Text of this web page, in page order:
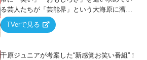
る芸人たちが「芸能界」という大海原に漕ぎ
出でて、新たなオモシロ人間を発掘する！
TVerで見る
千原ジュニアが考案した“新感覚お笑い番組”！